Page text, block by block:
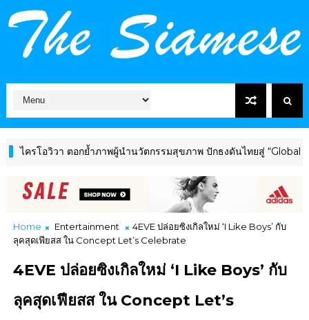
วิวา ตอกย้ำภาพผู้นำนวัตกรรมสุขภาพ ปักธงดันไทยสู่ “Global Wellness
Home Entertainment
4EVE ปล่อยซิงเกิลใหม่ ‘I Like Boys’ กับ
ลุคสุดเฟียสส ใน Concept Let’s Celebrate
4EVE ปล่อยซิงเกิลใหม่ ‘I Like Boys’ กับ
ลุคสุดเฟียสส ใน Concept Let’s